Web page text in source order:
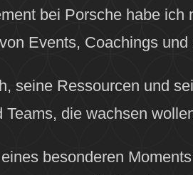
bei Porsche habe
Events, Coachings
seine Ressourcen und
die wachsen
besonderen